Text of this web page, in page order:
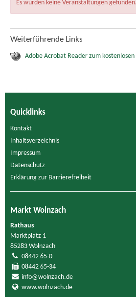
Es wurden keine Veranstaltungen gefunden.
Weiterführende Links
Adobe Acrobat Reader zum
Quicklinks
Kontakt
Inhaltsverzeichnis
Impressum
Datenschutz
Erklärung zur Barrierefreiheit
Markt Wolnzach
Rathaus
Marktplatz 1
85283 Wolnzach
08442 65-0
08442 65-34
info@wolnzach.de
www.wolnzach.de